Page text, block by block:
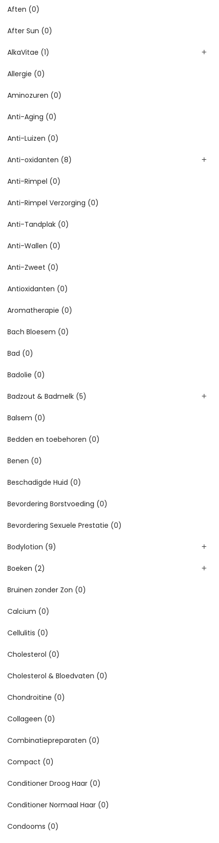
Aften (0)
After Sun (0)
AlkaVitae (1)
Allergie (0)
Aminozuren (0)
Anti-Aging (0)
Anti-Luizen (0)
Anti-oxidanten (8)
Anti-Rimpel (0)
Anti-Rimpel Verzorging (0)
Anti-Tandplak (0)
Anti-Wallen (0)
Anti-Zweet (0)
Antioxidanten (0)
Aromatherapie (0)
Bach Bloesem (0)
Bad (0)
Badolie (0)
Badzout & Badmelk (5)
Balsem (0)
Bedden en toebehoren (0)
Benen (0)
Beschadigde Huid (0)
Bevordering Borstvoeding (0)
Bevordering Sexuele Prestatie (0)
Bodylotion (9)
Boeken (2)
Bruinen zonder Zon (0)
Calcium (0)
Cellulitis (0)
Cholesterol (0)
Cholesterol & Bloedvaten (0)
Chondroitine (0)
Collageen (0)
Combinatiepreparaten (0)
Compact (0)
Conditioner Droog Haar (0)
Conditioner Normaal Haar (0)
Condooms (0)